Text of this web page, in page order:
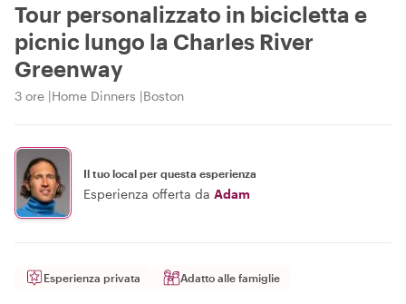
Tour personalizzato in bicicletta e
picnic lungo la Charles River
Greenway
3 ore Home Dinners Boston
Il tuo local per questa esperienza
Esperienza offerta da Adam
Esperienza privata Adatto alle famiglie